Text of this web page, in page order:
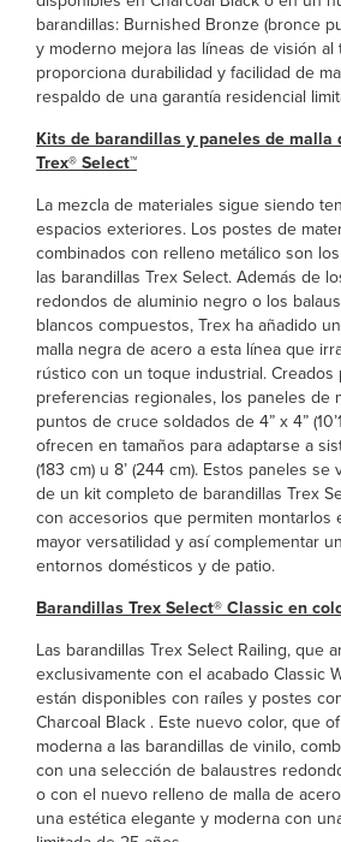
barandillas: Burnished Bronze (bronce
y moderno mejora las líneas de visión al
proporciona durabilidad y facilidad de
respaldo de una garantía residencial
Kits de barandillas y paneles de malla
Trex® Select™
La mezcla de materiales sigue siendo
espacios exteriores. Los postes de
combinados con relleno metálico son
las barandillas Trex Select. Además de
redondos de aluminio negro o los
blancos compuestos, Trex ha añadido
malla negra de acero a esta línea que
rústico con un toque industrial. Creados
preferencias regionales, los paneles de
puntos de cruce soldados de 4” x 4”
ofrecen en tamaños para adaptarse a
(183 cm) u 8’ (244 cm). Estos paneles
de un kit completo de barandillas Trex
con accesorios que permiten montarlos
mayor versatilidad y así complementar
entornos domésticos y de patio.
Barandillas Trex Select® Classic en
Las barandillas Trex Select Railing, que
exclusivamente con el acabado Classic
están disponibles con raíles y postes
Charcoal Black . Este nuevo color, que
moderna a las barandillas de vinilo,
con una selección de balaustres
o con el nuevo relleno de malla de
una estética elegante y moderna con